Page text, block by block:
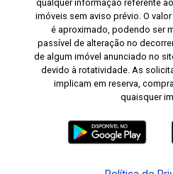
qualquer informação referente
imóveis sem aviso prévio. O
é aproximado, podendo ser
passível de alteração no
de algum imóvel anunciado no
devido à rotatividade. As
implicam em reserva,
quaisquer